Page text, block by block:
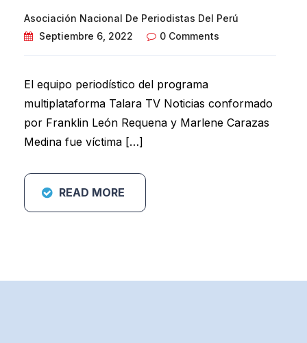
Asociación Nacional De Periodistas Del Perú
Septiembre 6, 2022
0 Comments
El equipo periodístico del programa
multiplataforma Talara TV Noticias conformado
por Franklin León Requena y Marlene Carazas
Medina fue víctima […]
READ MORE